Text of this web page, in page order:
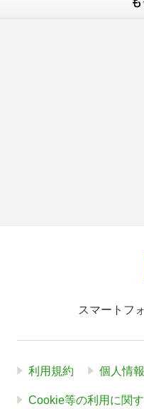
スマートフ
利用規約 個人情
Cookie等の利用に関